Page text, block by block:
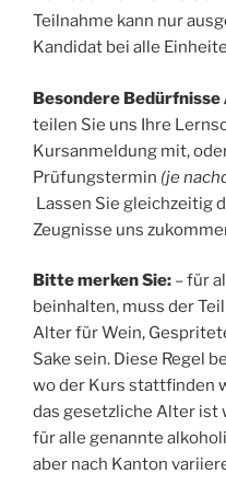
Teilnahme kann nur
Kandidat bei alle
Besondere
teilen Sie uns Ihre
Kursanmeldung mit,
Prüfungstermin (je
Lassen Sie gleichzeitig
Zeugnisse uns
Bitte merken Sie: – für
beinhalten, muss der
Alter für Wein,
Sake sein. Diese Regel
wo der Kurs stattfinden
das gesetzliche Alter ist
für alle genannte
aber nach Kanton